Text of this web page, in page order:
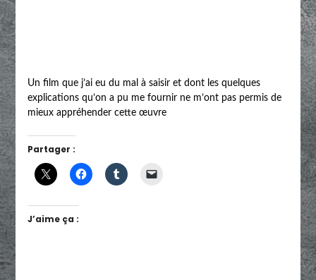
Un film que j’ai eu du mal à saisir et dont les quelques
explications qu’on a pu me fournir ne m’ont pas permis de
mieux appréhender cette œuvre
Partager :
J’aime ça :